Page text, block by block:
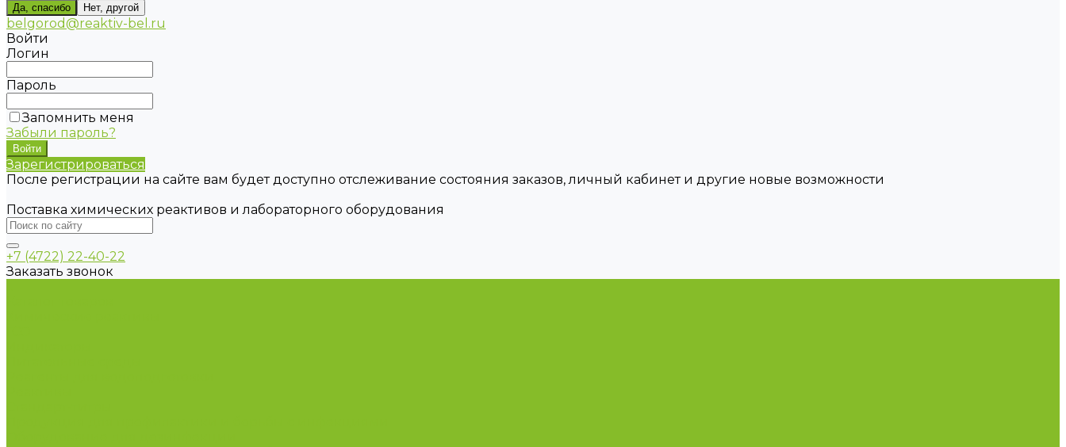
Да, спасибо Нет, другой
belgorod@reaktiv-bel.ru
Войти
Логин
Пароль
Запомнить меня
Забыли пароль?
Зарегистрироваться
После регистрации на сайте вам будет доступно отслеживание состояния заказов, личный кабинет и другие новые возможности
Поставка химических реактивов и лабораторного оборудования
+7 (4722) 22-40-22
Заказать звонок